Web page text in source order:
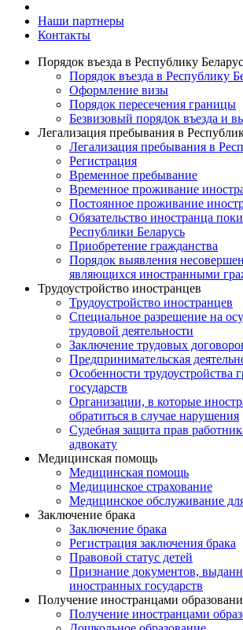
Наши партнеры
Контакты
Порядок въезда в Республику
Порядок въезда в Республику
Оформление визы
Порядок пересечения границы
Безвизовый порядок въезда и
Легализация пребывания в
Легализация пребывания в
Регистрация
Временное пребывание
Временное проживание
Постоянное проживание
Обязательство иностранца
Республики Беларусь
Приобретение гражданства
Порядок выявления
являющихся иностранными
Трудоустройство иностранцев
Трудоустройство иностранцев
Специальное разрешение на
трудовой деятельности
Заключение трудовых
Предпринимательская
Особенности трудоустройства
государств
Организации, в которые
обратиться в случае нарушения
Судебная защита прав
адвокату
Медицинская помощь
Медицинская помощь
Медицинское страхование
Медицинское обслуживание
Заключение брака
Заключение брака
Регистрация заключения брака
Правовой статус детей
Признание документов,
иностранных государств
Получение иностранцами
Получение иностранцами